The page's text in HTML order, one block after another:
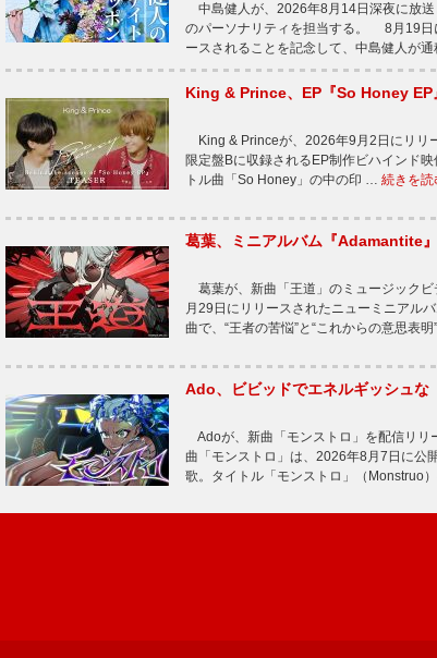
中島健人が、2026年8月14日深夜に放送
のパーソナリティを担当する。 8月19日
ースされることを記念して、中島健人が
King & Prince、EP『So Honey EP
King & Princeが、2026年9月2日にリリ
限定盤Bに収録されるEP制作ビハインド
トル曲「So Honey」の中の印 … 続きを読
葛葉、ミニアルバム『Adamantite
葛葉が、新曲「王道」のミュージック
月29日にリリースされたニューミニアル
曲で、“王者の苦悩”と“これからの意思表
Ado、ビビッドでエネルギッシュな
Adoが、新曲「モンストロ」を配信リ
曲「モンストロ」は、2026年8月7日に公
歌。タイトル「モンストロ」（Monstruo